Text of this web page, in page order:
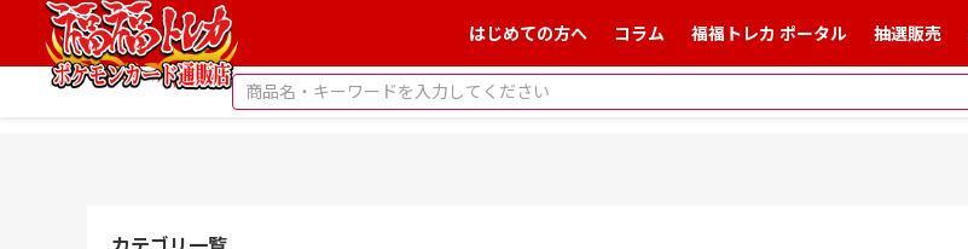
はじめての方へ コラム 福福トレカ ポータル 抽選販売